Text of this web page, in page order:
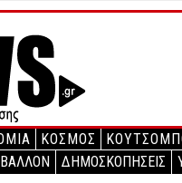
ΚΟΣΜΟΣ
ΔΗΜΟΣΚΟΠΗΣΕΙΣ